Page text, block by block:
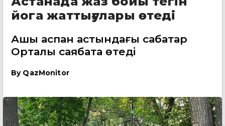
йога жаттығулары өтеді
Ашық аспан астындағы сабақтар
Орталық саябақта өтеді
By QazMonitor